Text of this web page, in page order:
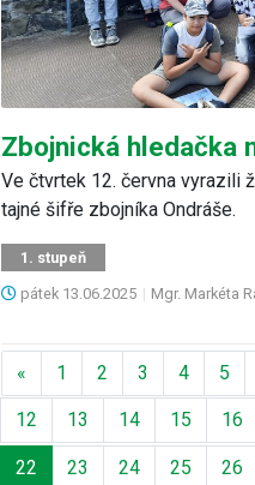
Zbojnická hledačka
Ve čtvrtek 12. června vyrazili
tajné šifře zbojníka Ondráše.
1. stupeň
pátek 13.06.2025 | Mgr. Markéta
« Předchozí
1 2 3 4 5
12 13 14 15 16
22 23 24 25 26